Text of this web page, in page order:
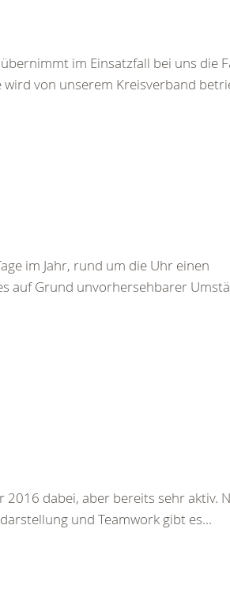
im Einsatzfall bei uns die
von unserem Kreisverband
im Jahr, rund um die Uhr einen
auf Grund unvorhersehbarer
2016 dabei, aber bereits sehr aktiv.
und Teamwork gibt es...